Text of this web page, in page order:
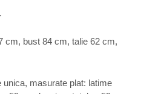
cm, bust 84 cm, talie 62 cm,
masurate plat: latime